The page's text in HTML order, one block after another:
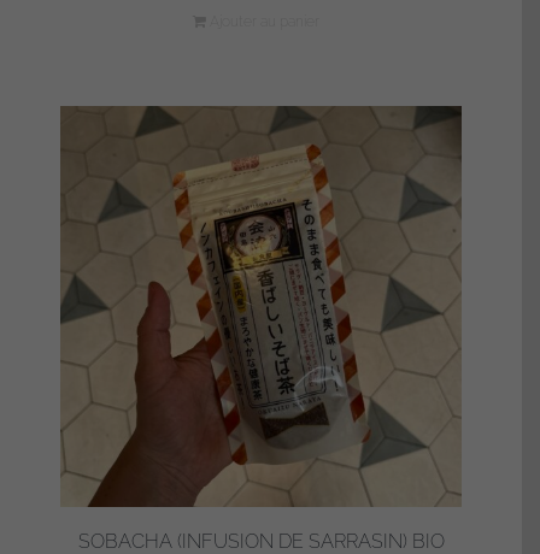
SOBACHA (INFUSION DE SARRASIN) BIO